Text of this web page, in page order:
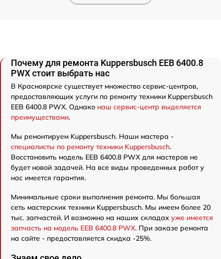
Почему для ремонта Kuppersbusch EEB 6400.8
PWX стоит выбрать нас
В Красноярске существует множество сервис-центров,
предоставляющих услуги по ремонту техники Kuppersbusch
EEB 6400.8 PWX. Однако наш сервис-центр выделяется
преимуществами.
Мы ремонтируем Kuppersbusch. Наши мастера -
специалисты по ремонту техники Kuppersbusch.
Восстановить модель EEB 6400.8 PWX для мастеров не
будет новой задачей. На все виды проведенных работ у
нас имеется гарантия.
Минимальные сроки выполнения ремонта. Мы большая
сеть мастерских техники Kuppersbusch. Мы имеем более 20
тыс. запчастей. И возможно на наших складах уже имеется
запчасть на модель EEB 6400.8 PWX. При заказе ремонта
на сайте - предоставляется скидка -25%.